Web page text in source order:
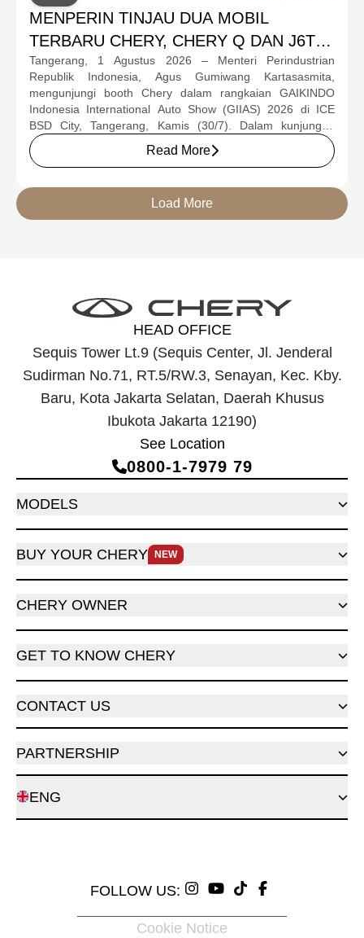
MENPERIN TINJAU DUA MOBIL
TERBARU CHERY, CHERY Q DAN J6T
CSH YANG JADI SOROTAN DI GIIAS
2026
Tangerang, 1 Agustus 2026 – Menteri Perindustrian
Republik Indonesia, Agus Gumiwang Kartasasmita,
mengunjungi booth Chery dalam rangkaian GAIKINDO
Indonesia International Auto Show (GIIAS) 2026 di ICE
BSD City, Tangerang, Kamis (30/7). Dalam kunjungan
tersebut, Menteri Perindustrian meninjau dua produk
elektrifikasi terbaru Chery, yakni Chery Q, compact EV
berteknologi Range-Extended Electric Vehicle (REEV) yang
dirancang untuk mendukung perjalanan jarak jauh.
Read More
Load More
HEAD OFFICE
Sequis Tower Lt.9 (Sequis Center, Jl. Jenderal
Sudirman No.71, RT.5/RW.3, Senayan, Kec. Kby.
Baru, Kota Jakarta Selatan, Daerah Khusus
Ibukota Jakarta 12190)
See Location
0800‑1‑7979 79
MODELS
BUY YOUR CHERY NEW
CHERY OWNER
GET TO KNOW CHERY
CONTACT US
PARTNERSHIP
ENG
FOLLOW US:
Cookie Notice